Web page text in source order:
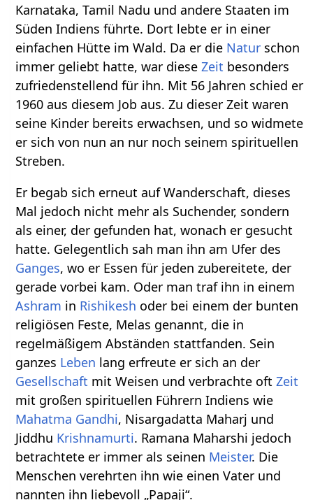
Karnataka, Tamil Nadu und andere Staaten im
Süden Indiens führte. Dort lebte er in einer
einfachen Hütte im Wald. Da er die Natur schon
immer geliebt hatte, war dieseZeit besonders
zufriedenstellend für ihn. Mit 56 Jahren schied er
1960 aus diesem Job aus. Zu dieser Zeit waren
seine Kinder bereits erwachsen, und so widmete
er sich von nun an nur noch seinem spirituellen
Streben.
Er begab sich erneut auf Wanderschaft, dieses
Mal jedoch nicht mehr als Suchender, sondern
als einer, der gefunden hat, wonach er gesucht
hatte. Gelegentlich sah man ihn am Ufer des
Ganges, wo er Essen für jeden zubereitete, der
gerade vorbei kam. Oder man traf ihn in einem
Ashram in Rishikesh oder bei einem der bunten
religiösen Feste, Melas genannt, die in
regelmäßigem Abständen stattfanden. Sein
ganzes Leben lang erfreute er sich an der
Gesellschaft mit Weisen und verbrachte oftZeit
mit großen spirituellen Führern Indiens wie
Mahatma Gandhi, Nisargadatta Maharj und
Jiddhu Krishnamurti. Ramana Maharshi jedoch
betrachtete er immer als seinen Meister. Die
Menschen verehrten ihn wie einen Vater und
nannten ihn liebevoll „Papaji“.